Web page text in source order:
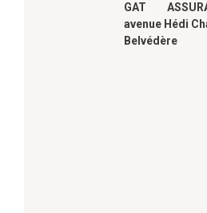
GAT
avenue Hédi
Belvédère